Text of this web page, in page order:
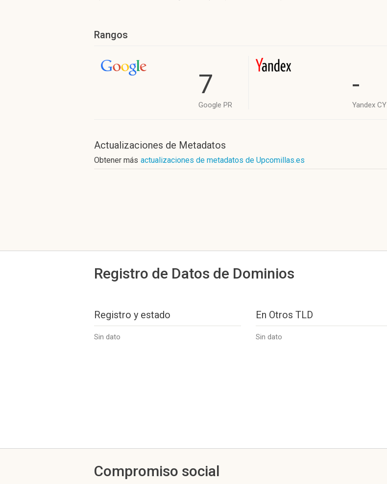
Rangos
7
Google PR
-
Yandex CY
Actualizaciones de Metadatos
Obtener más actualizaciones de metadatos de Upcomillas.es
Registro de Datos de Dominios
Registro y estado
Sin dato
En Otros TLD
Sin dato
Compromiso social